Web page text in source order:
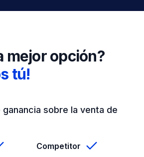
mejor opción?
tú!
sobre la venta de
Competitor